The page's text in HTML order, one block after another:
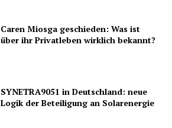
Caren Miosga geschieden: Was ist
über ihr Privatleben wirklich bekannt?
SYNETRA9051 in Deutschland: neue
Logik der Beteiligung an Solarenergie